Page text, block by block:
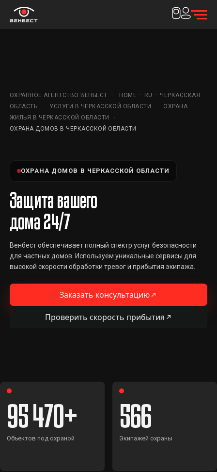
ОХРАННОЕ АГЕНТСТВО ВЕНБЕСТ
HOME – RU – ЧЕРКАССКАЯ
ОБЛАСТЬ
УСЛУГИ В ЧЕРКАССКОЙ ОБЛАСТИ
ОХРАНА
ЖИЛЬЯ В ЧЕРКАССКОЙ ОБЛАСТИ
ОХРАНА ДОМОВ В ЧЕРКАССКОЙ ОБЛАСТИ
ОХРАНА ДОМОВ В ЧЕРКАССКОЙ ОБЛАСТИ
Защита вашего
дома 24/7
Венбест обеспечивает полный спектр услуг безопасности
для частных домов. Используем уникальные сервисы для
высокой скорости обработки тревог и прибытия экипажа.
Заказать консультацию
Проверить скорость прибытия
95 470
Объектов под охраной
566
Экипажей охраны